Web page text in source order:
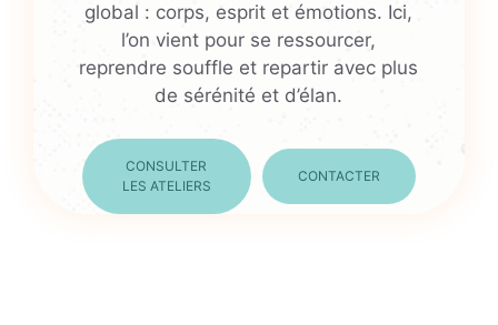
global : corps, esprit et émotions. Ici,
l’on vient pour se ressourcer,
reprendre souffle et repartir avec plus
de sérénité et d’élan.
CONSULTER
LES ATELIERS
CONTACTER